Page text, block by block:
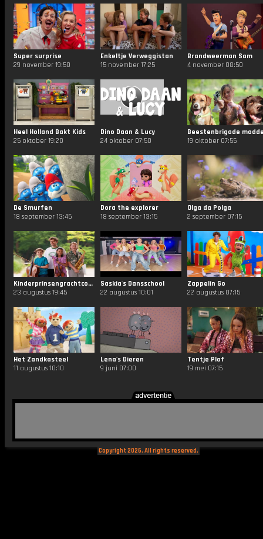
Super surprise
29 november 19:50
Enkeltje Verweggistan
15 november 17:25
Brandweerman Sam
4 november 08:50
Heel Holland Bakt Kids
25 oktober 19:20
Dino Daan & Lucy
24 oktober 07:50
19 oktober 07:55
De Smurfen
18 september 13:45
Dora the explorer
18 september 13:15
Olga da Polga
2 september 07:15
Kinderprinsengrachtconcert
23 augustus 19:45
Saskia's Dansschool
22 augustus 10:01
Zappelin Go
22 augustus 07:15
Het Zandkasteel
11 augustus 10:10
Lena's Dieren
9 juni 07:00
Tentje Plof
19 mei 07:15
Copyright 2026. All rights reserved.